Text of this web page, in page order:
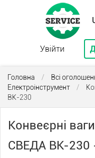
Увійти
Головна / Всі
Електроінструмент
/
ВК-230
Конвеєрні
СВЕДА ВК-230